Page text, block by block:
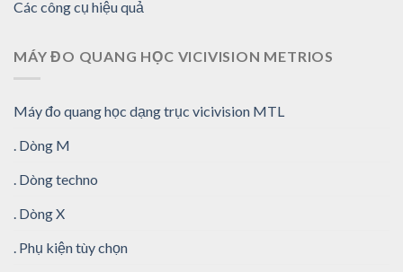
Các công cụ hiệu quả
MÁY ĐO QUANG HỌC VICIVISION METRIOS
Máy đo quang học dạng trục vicivision MTL
. Dòng M
. Dòng techno
. Dòng X
. Phụ kiện tùy chọn